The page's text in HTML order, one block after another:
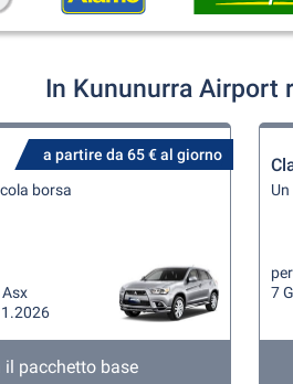
In Kununurra Airport
a partire da 65 € al giorno
borsa
il pacchetto base
7